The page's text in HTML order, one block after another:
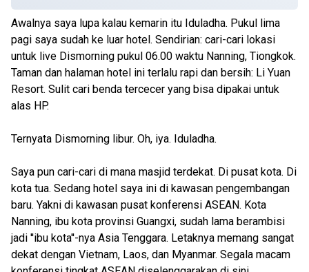
Awalnya saya lupa kalau kemarin itu Iduladha. Pukul lima
pagi saya sudah ke luar hotel. Sendirian: cari-cari lokasi
untuk live Dismorning pukul 06.00 waktu Nanning, Tiongkok.
Taman dan halaman hotel ini terlalu rapi dan bersih: Li Yuan
Resort. Sulit cari benda tercecer yang bisa dipakai untuk
alas HP.
Ternyata Dismorning libur. Oh, iya. Iduladha.
Saya pun cari-cari di mana masjid terdekat. Di pusat kota. Di
kota tua. Sedang hotel saya ini di kawasan pengembangan
baru. Yakni di kawasan pusat konferensi ASEAN. Kota
Nanning, ibu kota provinsi Guangxi, sudah lama berambisi
jadi ''ibu kota''-nya Asia Tenggara. Letaknya memang sangat
dekat dengan Vietnam, Laos, dan Myanmar. Segala macam